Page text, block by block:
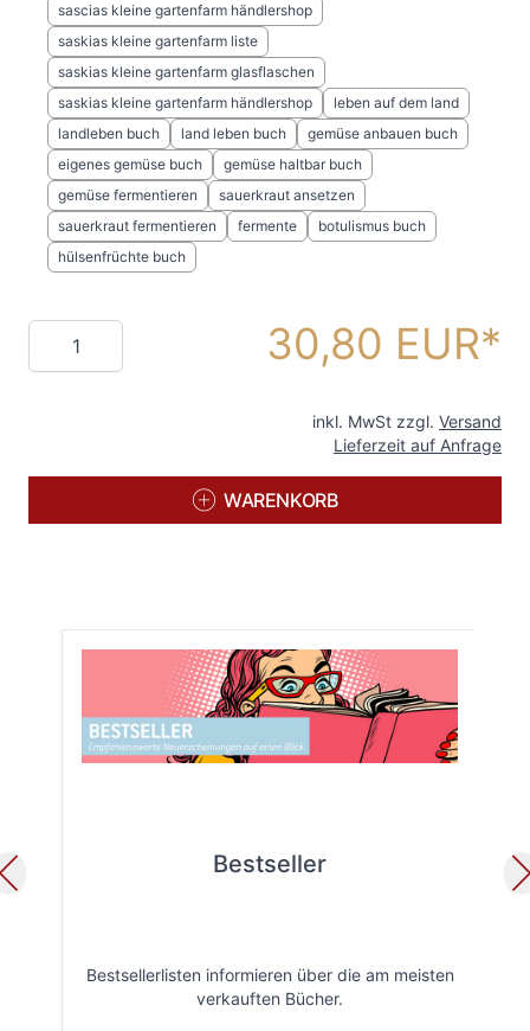
sascias kleine gartenfarm händlershop
saskias kleine gartenfarm liste
saskias kleine gartenfarm glasflaschen
saskias kleine gartenfarm händlershop
leben auf dem land
landleben buch
land leben buch
gemüse anbauen buch
eigenes gemüse buch
gemüse haltbar buch
gemüse fermentieren
sauerkraut ansetzen
sauerkraut fermentieren
fermente
botulismus buch
hülsenfrüchte buch
Menge 30,80 EUR
inkl. MwSt zzgl. Versand
Lieferzeit auf Anfrage
WARENKORB
Bestseller
Bestsellerlisten informieren über die am meisten
verkauften Bücher.